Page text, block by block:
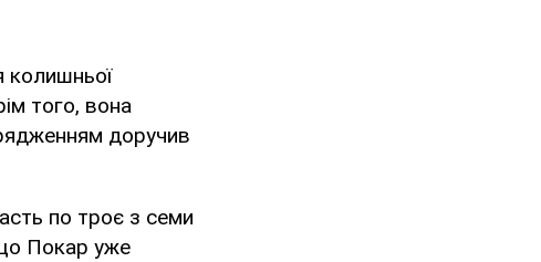
колишньої
того, вона
доручив
по троє з семи
Покар уже